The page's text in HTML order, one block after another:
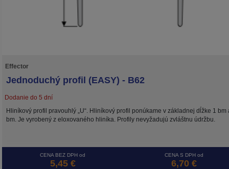
Effector
Jednoduchý profil (EASY) - B62
Dodanie do 5 dní
Hliníkový profil pravouhlý „U“. Hliníkový profil ponúkame v základnej dĺžke 1 bm
bm. Je vyrobený z eloxovaného hliníka. Profily nevyžadujú zvláštnu údržbu.
CENA BEZ DPH od
5,45 €
CENA S DPH od
6,70 €